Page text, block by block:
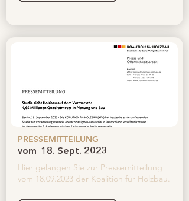
PRESSEMITTEILUNG
vom 18. Sept. 2023
Hier gelangen Sie zur Pressemitteilung
vom 18.09.2023 der Koalition für Holzbau.